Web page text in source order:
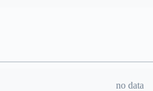
no data